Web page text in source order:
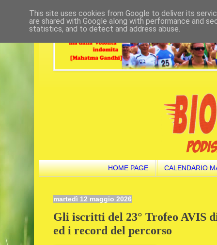
HOME PAGE CALENDARIO
martedì 12 maggio 2026
Gli iscritti del 23° Trofeo AVIS
ed i record del percorso
This site uses cookies from Google to deliver its
are shared with Google along with performance and
statistics, and to detect and address abuse.